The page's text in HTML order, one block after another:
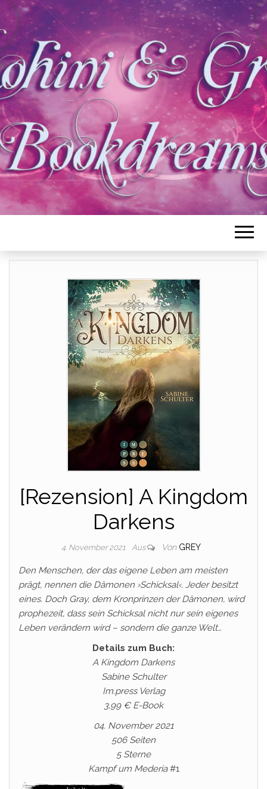
[Rezension] A Kingdom
Darkens
4. November 2021 Aus Von GREY
Den Menschen, der das eigene Leben am meisten
prägt, nennen die Dämonen ›Schicksal‹. Jeder besitzt
eines. Doch Gray, dem Kronprinzen der Dämonen, wird
prophezeit, dass sein Schicksal nicht nur sein eigenes
Leben verändern wird – sondern die ganze Welt…
Details zum Buch:
A Kingdom Darkens
Sabine Schulter
Im.press Verlag
3,99 € E-Book
04. November 2021
506 Seiten
5 Sterne
Kampf um Mederia#1